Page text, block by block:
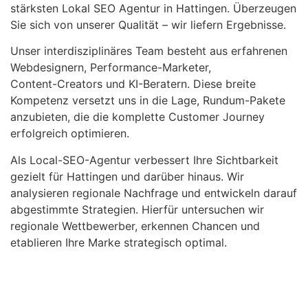
stärksten Lokal SEO Agentur in Hattingen. Überzeugen
Sie sich von unserer Qualität – wir liefern Ergebnisse.
Unser interdisziplinäres Team besteht aus erfahrenen
Webdesignern, Performance-Marketer,
Content-Creators und KI-Beratern. Diese breite
Kompetenz versetzt uns in die Lage, Rundum-Pakete
anzubieten, die die komplette Customer Journey
erfolgreich optimieren.
Als Local-SEO-Agentur verbessert Ihre Sichtbarkeit
gezielt für Hattingen und darüber hinaus. Wir
analysieren regionale Nachfrage und entwickeln darauf
abgestimmte Strategien. Hierfür untersuchen wir
regionale Wettbewerber, erkennen Chancen und
etablieren Ihre Marke strategisch optimal.